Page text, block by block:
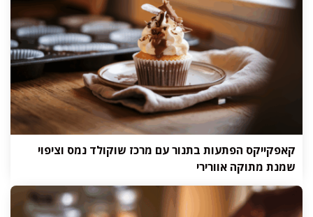
קאפקייקס הפתעות בתנור עם מרכז שוקולד נמס וציפוי
שמנת מתוקה אוורירי